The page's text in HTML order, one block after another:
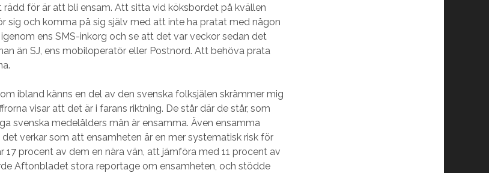
rädd för är att bli ensam. Att sitta vid köksbordet på kvällen
sig och komma på sig själv med att inte ha pratat med någon
ens SMS-inkorg och se att det var veckor sedan det
än SJ, ens mobiloperatör eller Postnord. Att behöva prata
ibland känns en del av den svenska folksjälen skrämmer mig
visar att det är i farans riktning. De står där de står, som
svenska medelålders män är ensamma. Även ensamma
verkar som att ensamheten är en mer systematisk risk för
17 procent av dem en nära vän, att jämföra med 11 procent av
Aftonbladet stora reportage om ensamheten, och stödde